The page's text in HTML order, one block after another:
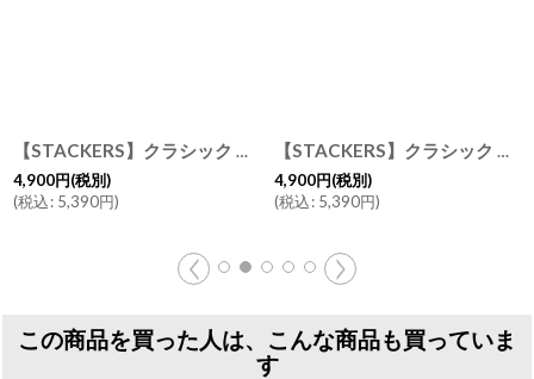
[75460
【STACKERS】クラシック ジュエリーボックス 5sec ブラック 黒 BLACK スタッカーズ イギリス ロンドン UK
4,900円(税別)
(税込: 5,390円)
【STACKERS】クラシック ジュエリーボックス 25sec ブラック Black 黒 スタッカーズ ロンドン イギリス
4,900円(税別)
(税込: 5,390円)
この商品を買った人は、こんな商品も買っていま
す